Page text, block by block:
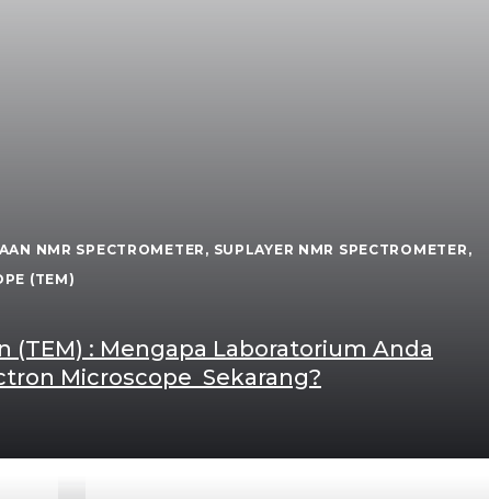
NMR SPECTROMETER, SUPLAYER NMR SPECTROMETER ,
(TEM)
: Mengapa Laboratorium Anda
Microscope Sekarang?